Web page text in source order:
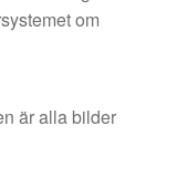
om
är alla bilder